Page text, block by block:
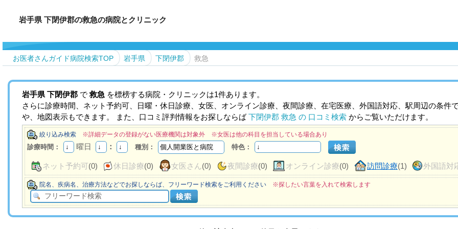
岩手県 下閉伊郡の救急の病院とクリニック
お医者さんガイド病院検索TOP 岩手県 下閉伊郡 救急
岩手県 下閉伊郡 で救急 を標榜する病院・クリニックは1件あります。
さらに診療時間、ネット予約可、日曜・休日診療、女医、オンライン診療、夜間診療、在宅医療、外国語対応、駅周辺の条件
や、地図表示もできます。 また、口コミ評判情報をお探しならば下閉伊郡 救急 の 口コミ検索 からご覧いただけます。
絞り込み検索 ※詳細データの登録がない医療機関は対象外 ※女医は他の科目を担当している場合あり
診療時間： 曜日 ： 種別： 特色：
ネット予約可(0) 休日診療(0) 女医さん(0) 夜間診療(0) オンライン診療(0) 訪問診療(1) 外国語対
院名、疾病名、治療方法などでお探しならば、フリーワード検索をご利用ください ※探したい言葉を入れて検索します